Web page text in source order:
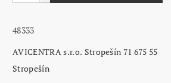
48333
AVICENTRA s.r.o. Stropešín 71 675 55
Stropešín